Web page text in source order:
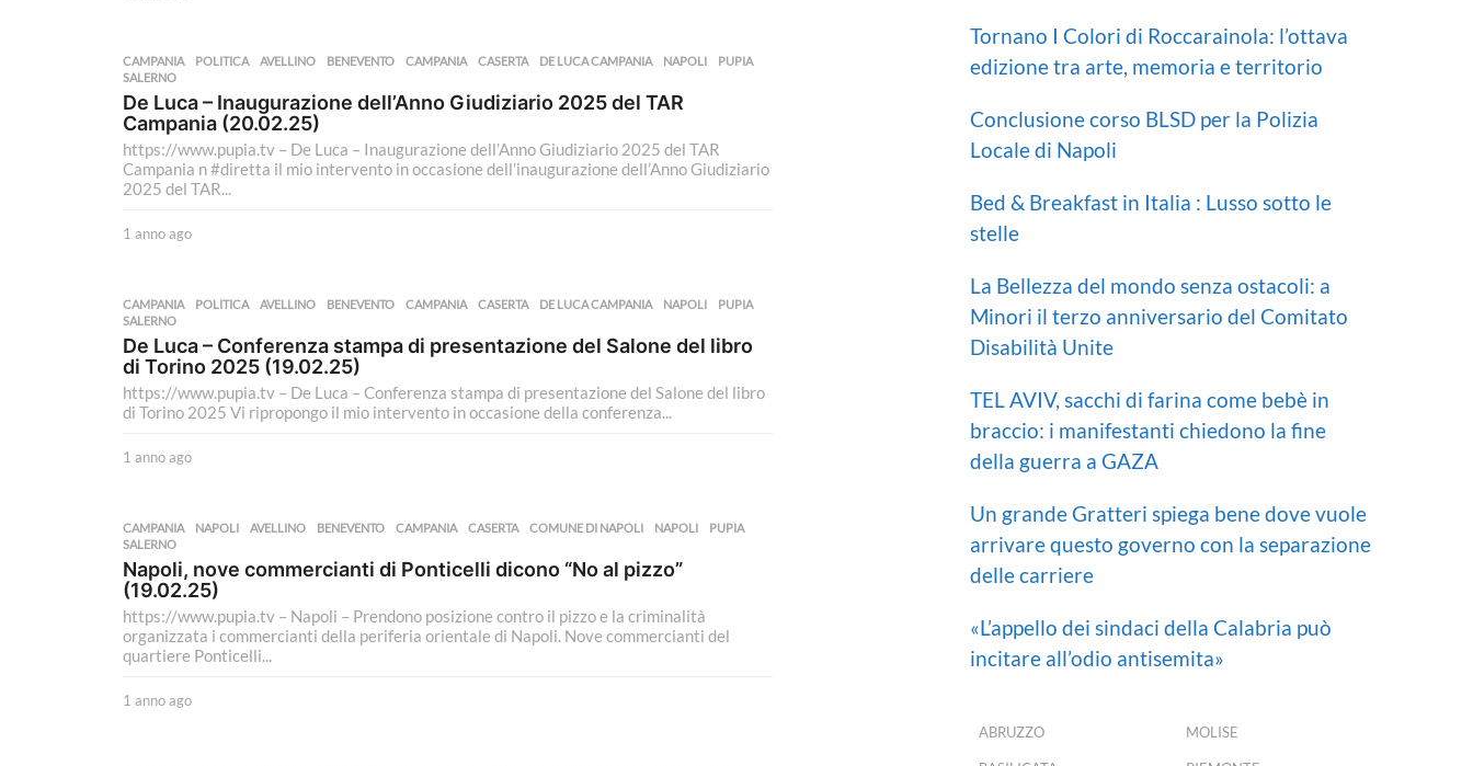
n
g
o
CAMPANIA ,POLITICA AVELLINO ,BENEVENTO ,CAMPANIA ,CASERTA ,DE LUCA CAMPANIA ,NAPOLI ,PUPIA
SALERNO
De Luca – Inaugurazione dell’Anno Giudiziario 2025 del TAR
Campania (20.02.25)
https://www.pupia.tv – De Luca – Inaugurazione dell’Anno Giudiziario 2025 del TAR
Campania n #diretta il mio intervento in occasione dell’inaugurazione dell’Anno Giudiziario
2025 del TAR...
1 anno ago
n
g
o
CAMPANIA ,POLITICA AVELLINO ,BENEVENTO ,CAMPANIA ,CASERTA ,DE LUCA CAMPANIA ,NAPOLI ,PUPIA
SALERNO
De Luca – Conferenza stampa di presentazione del Salone del libro
di Torino 2025 (19.02.25)
https://www.pupia.tv – De Luca – Conferenza stampa di presentazione del Salone del libro
di Torino 2025 Vi ripropongo il mio intervento in occasione della conferenza...
1 anno ago
n
g
o
CAMPANIA ,NAPOLI AVELLINO ,BENEVENTO ,CAMPANIA ,CASERTA ,COMUNE DI NAPOLI ,NAPOLI ,PUPIA
SALERNO
Napoli, nove commercianti di Ponticelli dicono “No al pizzo”
(19.02.25)
https://www.pupia.tv – Napoli – Prendono posizione contro il pizzo e la criminalità
organizzata i commercianti della periferia orientale di Napoli. Nove commercianti del
quartiere Ponticelli...
1 anno ago
n
Tornano I Colori di Roccarainola: l’ottava
edizione tra arte, memoria e territorio
Conclusione corso BLSD per la Polizia
Locale di Napoli
Bed & Breakfast in Italia : Lusso sotto le
stelle
La Bellezza del mondo senza ostacoli: a
Minori il terzo anniversario del Comitato
Disabilità Unite
TEL AVIV, sacchi di farina come bebè in
braccio: i manifestanti chiedono la fine
della guerra a GAZA
Un grande Gratteri spiega bene dove vuole
arrivare questo governo con la separazione
delle carriere
«L’appello dei sindaci della Calabria può
incitare all’odio antisemita»
ABRUZZO MOLISE